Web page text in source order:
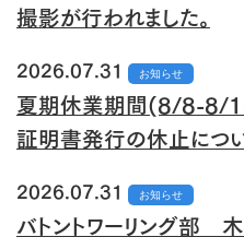
撮影が行われました。
2026.07.31 お知らせ
夏期休業期間(8/8-8/
証明書発行の休止につ
2026.07.31 お知らせ
バトントワーリング部